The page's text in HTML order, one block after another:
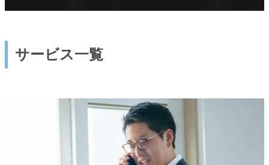
サービス一覧